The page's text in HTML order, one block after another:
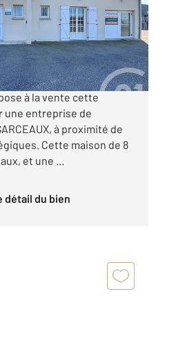
€
21 ML immobilier
à la vente cette
une entreprise de
à proximité de
Cette maison de 8
et une ...
détail du bien